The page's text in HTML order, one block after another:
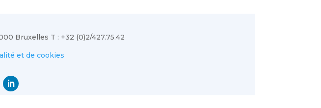
Bruxelles T : +32 (0)2/427.75.42
et de cookies